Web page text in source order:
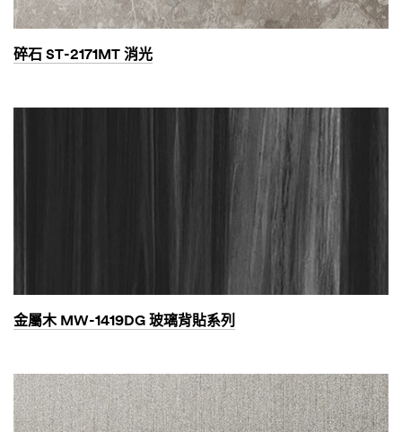
碎石 ST-2171MT 消光
金屬木 MW-1419DG 玻璃背貼系列